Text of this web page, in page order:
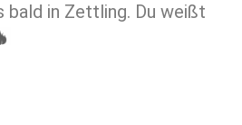
bald in Zettling. Du weißt